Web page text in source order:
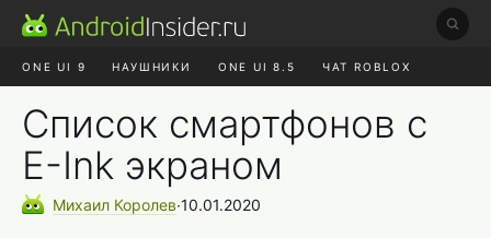
ONE UI 9 НАУШНИКИ ONE UI 8.5 ЧАТ ROBLOX
Список смартфонов с
E-Ink экраном
Михаил Королев∙10.01.2020